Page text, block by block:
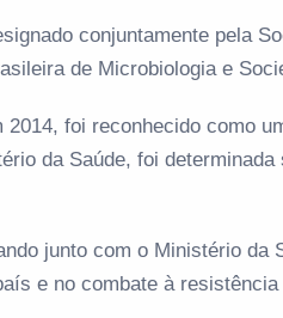
conjuntamente pela
de Microbiologia e
foi reconhecido como
da Saúde, foi
junto com o Ministério da
e no combate à